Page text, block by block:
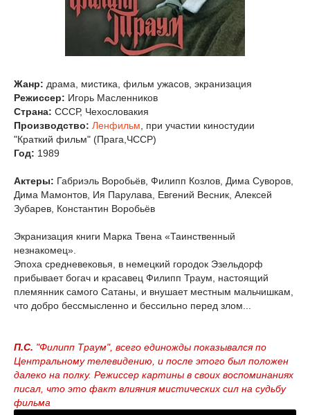
Жанр: драма, мистика, фильм ужасов, экранизация
Режиссер: Игорь Масленников
Страна: СССР, Чехословакия
Производство: Ленфильм , при участии киностудии
"Краткий фильм" (Прага,ЧССР)
Год: 1989
Актеры: Габриэль Воробьёв, Филипп Козлов, Дима Суворов,
Дима Мамонтов, Ия Парулава, Евгений Весник, Алексей
Зубарев, Константин Воробьёв
Экранизация книги Марка Твена «Таинственный
незнакомец».
Эпоха средневековья, в немецкий городок Эзельдорф
прибывает богач и красавец Филипп Траум, настоящий
племянник самого Сатаны, и внушает местным мальчишкам,
что добро бессмысленно и бессильно перед злом...
П.С. "Филипп Траум", всего единожды показывался по
Центральному телевидению, и после этого был положен
далеко на полку. Режиссер картины в своих воспоминаниях
писал, что это факт влияния мистических сил на судьбу
фильма